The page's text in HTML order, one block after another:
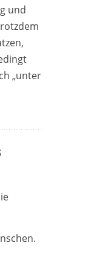
und
„unter